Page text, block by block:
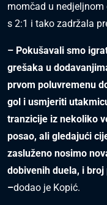
momčad u
s 2:1 i tako zadržala
– Pokušavali smo
grešaka u
prvom poluvremenu
gol i usmjeriti
tranzicije iz nekoliko
posao, ali gledajući
zasluženo nosimo
dobivenih duela, i
–dodao je Kopić.